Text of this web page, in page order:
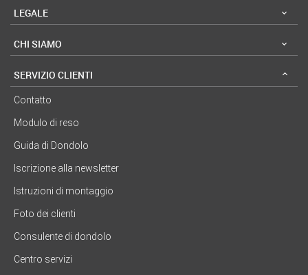
LEGALE
CHI SIAMO
SERVIZIO CLIENTI
Contatto
Modulo di reso
Guida di Dondolo
Iscrizione alla newsletter
Istruzioni di montaggio
Foto dei clienti
Consulente di dondolo
Centro servizi